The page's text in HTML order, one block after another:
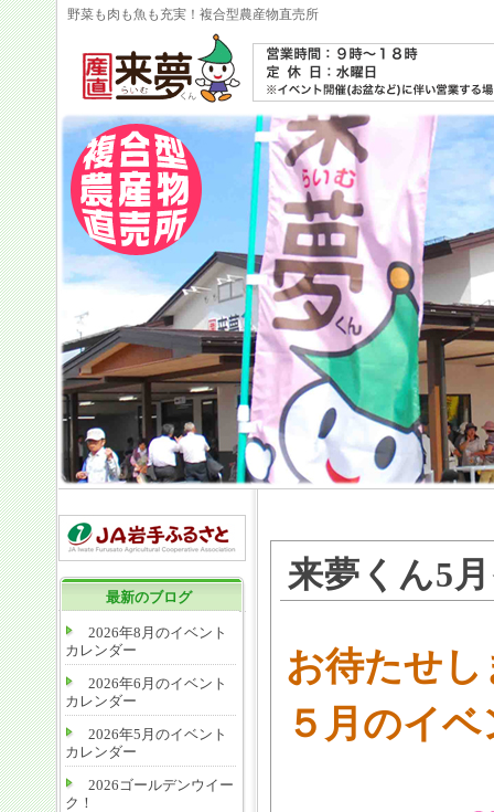
野菜も肉も魚も充実！複合型農産物直売所
最新のブログ
2026年8月のイベント
カレンダー
2026年6月のイベント
カレンダー
2026年5月のイベント
カレンダー
2026ゴールデンウイー
ク！
来夢くん5
お待たせ
５月のイ